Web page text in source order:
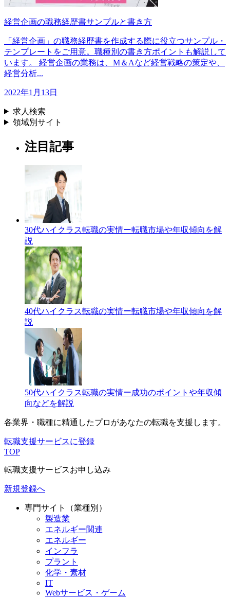
経営企画の職務経歴書サンプルと書き方
「経営企画」の職務経歴書を作成する際に役立つサンプル・
テンプレートをご用意。職種別の書き方ポイントも解説して
います。 経営企画の業務は、M＆Aなど経営戦略の策定や、
経営分析...
2022年1月13日
求人検索
領域別サイト
注目記事
30代ハイクラス転職の実情ー転職市場や年収傾向を解
説
40代ハイクラス転職の実情ー転職市場や年収傾向を解
説
50代ハイクラス転職の実情ー成功のポイントや年収傾
向などを解説
各業界・職種に精通したプロがあなたの転職を支援します。
転職支援サービスに登録
TOP
転職支援サービスお申し込み
新規登録へ
専門サイト（業種別）
製造業
エネルギー関連
エネルギー
インフラ
プラント
化学・素材
IT
Webサービス・ゲーム